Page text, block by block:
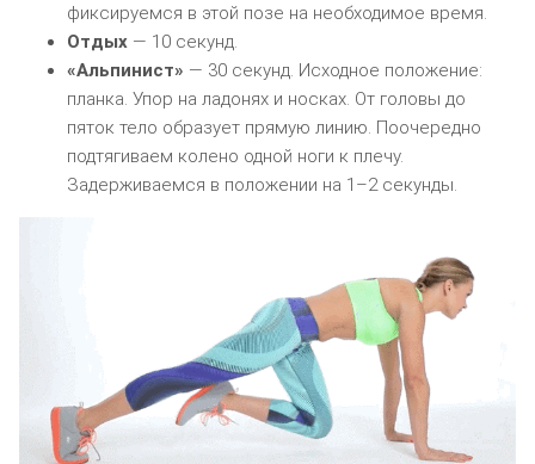
фиксируемся в этой позе на необходимое время.
Отдых — 10 секунд.
«Альпинист» — 30 секунд. Исходное положение:
планка. Упор на ладонях и носках. От головы до
пяток тело образует прямую линию. Поочередно
подтягиваем колено одной ноги к плечу.
Задерживаемся в положении на 1–2 секунды.